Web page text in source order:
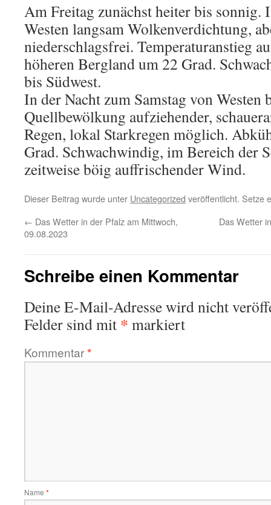
Am Freitag zunächst heiter bis sonnig.
Westen langsam Wolkenverdichtung,
niederschlagsfrei. Temperaturanstieg
höheren Bergland um 22 Grad.
bis Südwest.
In der Nacht zum Samstag von Westen
Quellbewölkung aufziehender,
Regen, lokal Starkregen möglich.
Grad. Schwachwindig, im Bereich der
zeitweise böig auffrischender Wind.
Dieser Beitrag wurde unter Uncategorized veröffentlicht. Setze
← Das Wetter in der Pfalz am Mittwoch,
09.08.2023
Das Wetter
Schreibe einen Kommentar
Deine E-Mail-Adresse wird nicht
Felder sind mit * markiert
Kommentar*
Name *